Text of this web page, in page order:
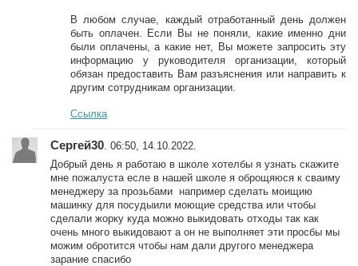
В любом случае, каждый отработанный день должен
быть оплачен. Если Вы не поняли, какие именно дни
были оплачены, а какие нет, Вы можете запросить эту
информацию у руководителя организации, который
обязан предоставить Вам разъяснения или направить к
другим сотрудникам организации.
Ссылка
Сергей30 . 06:50, 14.10.2022.
Добрый день я работаю в школе хотелбы я узнать скажите
мне пожалуста есле в нашей школе я оброщяюся к сваиму
менеджеру за прозьбами например сделать моищию
машинку для посудыили моющие средства или чтобы
сделали жорку куда можно выкидовать отходы так как
очень много выкидовают а он не выполняет эти просбы мы
можим обротится чтобы нам дали другого менеджера
зарание спасибо